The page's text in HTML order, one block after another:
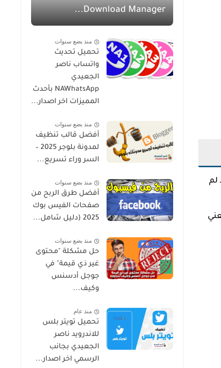
لم
Download Manager...
منذ بضع سنوات
تحميل تحديث
واتساب ناصر
الجعيدي
NAWhatsApp بأحدث
المميزات اخر اصدار...
منذ بضع سنوات
أفضل قالب تنظيف
لمدونة بلوجر 2025 –
السر وراء تسريع...
منذ بضع سنوات
أفضل طرق الربح من
صفحات الفيس بوك
2025 (دليل شامل...
منذ بضع سنوات
حل مشكلة "محتوى
غير ذي قيمة" في
جوجل أدسنس
وكيف...
منذ عام
تحميل تويتر بلس
للاندرويد ناصر
الجعيدي بجانب
الرسمي اخر اصدار...